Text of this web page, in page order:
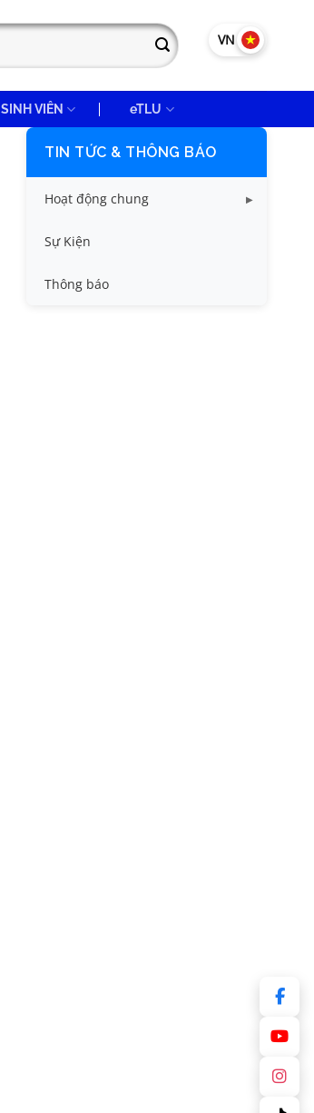
VN EN
SINH VIÊN eTLU
TIN TỨC & THÔNG BÁO
Hoạt động chung
Tin công tác sinh viên
Tin đào tạo
Sự Kiện
Thông báo